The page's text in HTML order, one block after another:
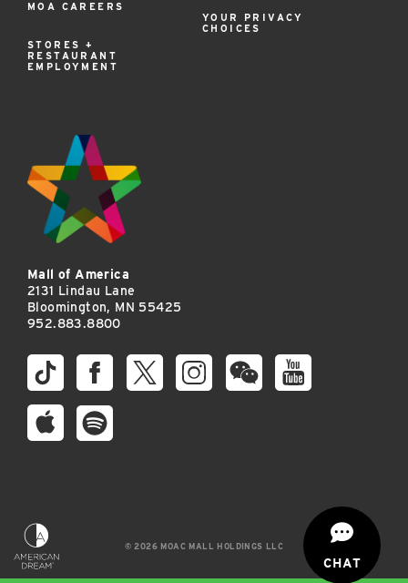
MOA CAREERS
STORES +
RESTAURANT
EMPLOYMENT
YOUR PRIVACY
CHOICES
Mall of America
2131 Lindau Lane
Bloomington, MN 55425
952.883.8800
© 2026 MOAC MALL HOLDINGS LLC
CHAT